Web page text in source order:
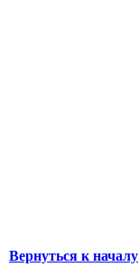
Вернуться к началу